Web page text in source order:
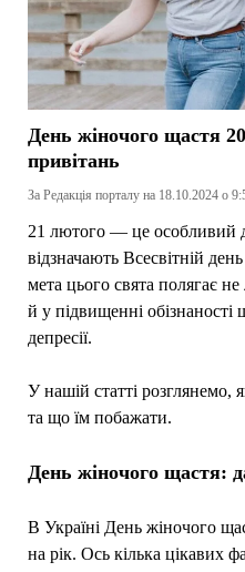
День жіночого щастя
привітань
За Редакція порталу на 18.10.2024 о
21 лютого — це особливий
відзначають Всесвітній
мета цього свята полягає
й у підвищенні
депресії.
У нашій статті розглянемо,
та що їм побажати.
День жіночого щастя:
В Україні День жіночого
на рік. Ось кілька цікавих